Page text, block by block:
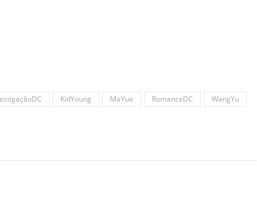
KidYoung MaYue RomanceDC
WangYu